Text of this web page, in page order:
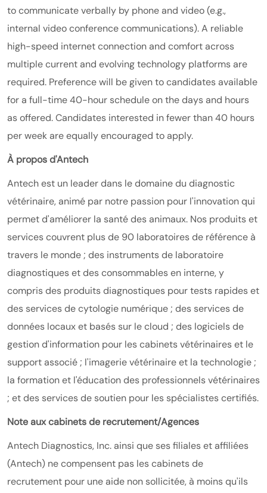
to communicate verbally by phone and video (e.g.,
internal video conference communications). A reliable
high-speed internet connection and comfort across
multiple current and evolving technology platforms are
required. Preference will be given to candidates available
for a full-time 40-hour schedule on the days and hours
as offered. Candidates interested in fewer than 40 hours
per week are equally encouraged to apply.
À propos d'Antech
Antech est un leader dans le domaine du diagnostic
vétérinaire, animé par notre passion pour l'innovation qui
permet d'améliorer la santé des animaux. Nos produits et
services couvrent plus de 90 laboratoires de référence à
travers le monde ; des instruments de laboratoire
diagnostiques et des consommables en interne, y
compris des produits diagnostiques pour tests rapides et
des services de cytologie numérique ; des services de
données locaux et basés sur le cloud ; des logiciels de
gestion d'information pour les cabinets vétérinaires et le
support associé ; l'imagerie vétérinaire et la technologie ;
la formation et l'éducation des professionnels vétérinaires
; et des services de soutien pour les spécialistes certifiés.
Note aux cabinets de recrutement/Agences
Antech Diagnostics, Inc. ainsi que ses filiales et affiliées
(Antech) ne compensent pas les cabinets de
recrutement pour une aide non sollicitée, à moins qu'ils